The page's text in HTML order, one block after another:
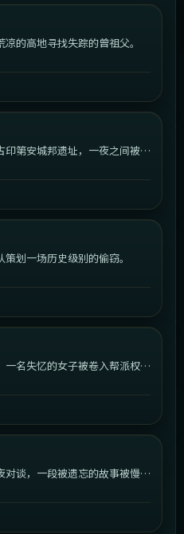
的高地寻找失踪的曾祖父。
第安城邦遗址，一夜之间被陌
划一场历史级别的偷窃。
名失忆的女子被卷入帮派权力
谈，一段被遗忘的故事被慢慢